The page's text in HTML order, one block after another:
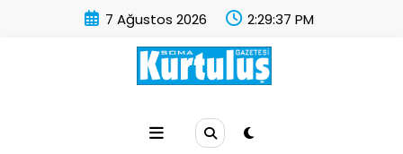
7 Ağustos 2026 2:29:37 PM